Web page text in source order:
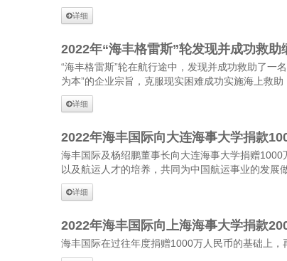
详细
2022年“海丰格雷斯”轮发现并成功救助
“海丰格雷斯”轮在航行途中，发现并成功救助了一
为本”的企业宗旨，克服现实困难成功实施海上救助
详细
2022年海丰国际向大连海事大学捐款
海丰国际及杨绍鹏董事长向大连海事大学捐赠
以及航运人才的培养，共同为中国航运事业的发展
详细
2022年海丰国际向上海海事大学捐款
海丰国际在过往年度捐赠1000万人民币的基础上